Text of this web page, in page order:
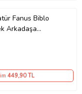
Fanus Biblo
Arkadaşa
449,90 TL